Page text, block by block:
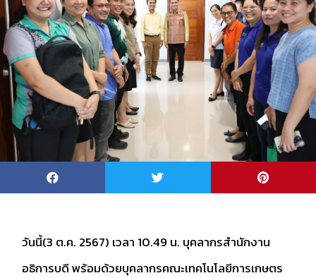
วันนี้(3 ต.ค. 2567) เวลา 10.49 น. บุคลากรสำนักงาน
อธิการบดี พร้อมด้วยบุคลากรคณะเทคโนโลยีการเกษตร